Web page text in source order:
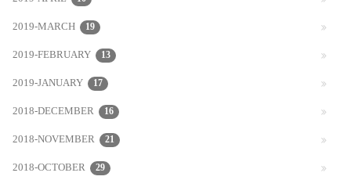
2019-MARCH 19
2019-FEBRUARY 13
2019-JANUARY 17
2018-DECEMBER 16
2018-NOVEMBER 21
2018-OCTOBER 29